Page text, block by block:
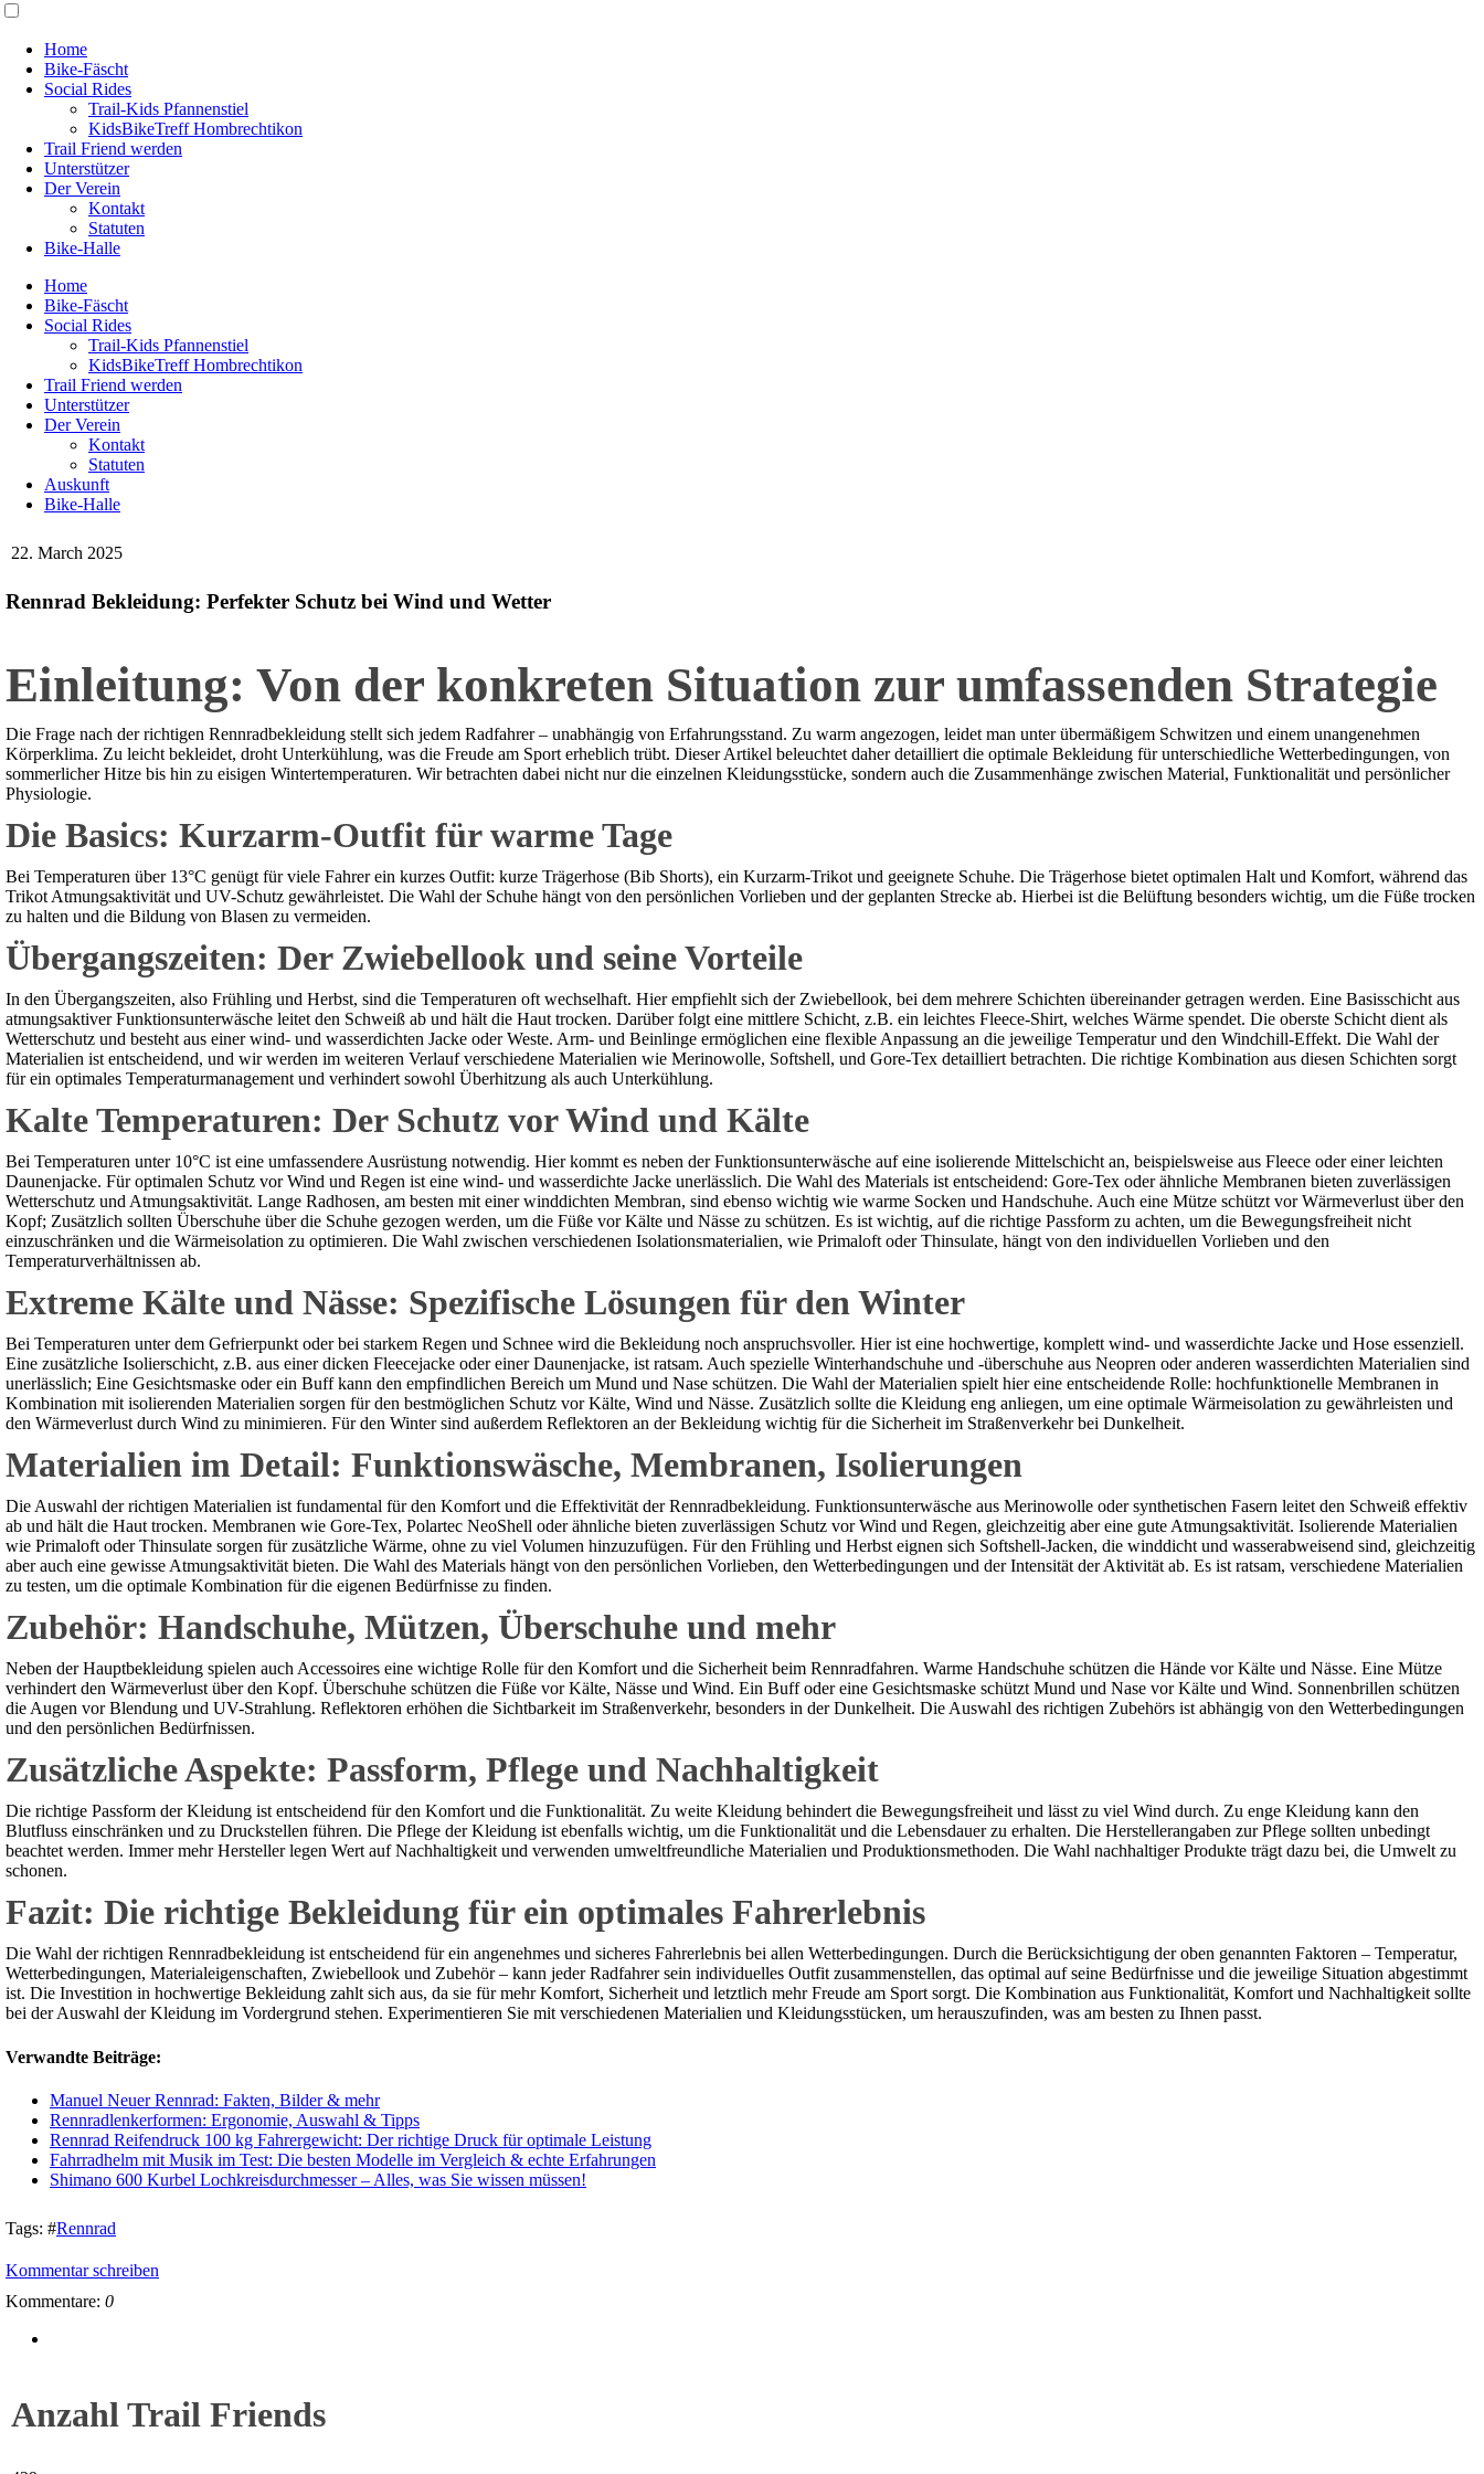
Home
Bike-Fäscht
Social Rides
Trail-Kids Pfannenstiel
KidsBikeTreff Hombrechtikon
Trail Friend werden
Unterstützer
Der Verein
Kontakt
Statuten
Bike-Halle
Home
Bike-Fäscht
Social Rides
Trail-Kids Pfannenstiel
KidsBikeTreff Hombrechtikon
Trail Friend werden
Unterstützer
Der Verein
Kontakt
Statuten
Auskunft
Bike-Halle
22. March 2025
Rennrad Bekleidung: Perfekter Schutz bei Wind und Wetter
Einleitung: Von der konkreten Situation zur umfassenden Strategie
Die Frage nach der richtigen Rennradbekleidung stellt sich jedem Radfahrer – unabhängig von Erfahrungsstand. Zu warm angezogen, leidet man unter übermäßigem Schwitzen und einem unangenehmen
Körperklima. Zu leicht bekleidet, droht Unterkühlung, was die Freude am Sport erheblich trübt. Dieser Artikel beleuchtet daher detailliert die optimale Bekleidung für unterschiedliche Wetterbedingungen, von
sommerlicher Hitze bis hin zu eisigen Wintertemperaturen. Wir betrachten dabei nicht nur die einzelnen Kleidungsstücke, sondern auch die Zusammenhänge zwischen Material, Funktionalität und persönlicher
Physiologie.
Die Basics: Kurzarm-Outfit für warme Tage
Bei Temperaturen über 13°C genügt für viele Fahrer ein kurzes Outfit: kurze Trägerhose (Bib Shorts), ein Kurzarm-Trikot und geeignete Schuhe. Die Trägerhose bietet optimalen Halt und Komfort, während das
Trikot Atmungsaktivität und UV-Schutz gewährleistet. Die Wahl der Schuhe hängt von den persönlichen Vorlieben und der geplanten Strecke ab. Hierbei ist die Belüftung besonders wichtig, um die Füße trocken
zu halten und die Bildung von Blasen zu vermeiden.
Übergangszeiten: Der Zwiebellook und seine Vorteile
In den Übergangszeiten, also Frühling und Herbst, sind die Temperaturen oft wechselhaft. Hier empfiehlt sich der Zwiebellook, bei dem mehrere Schichten übereinander getragen werden. Eine Basisschicht aus
atmungsaktiver Funktionsunterwäsche leitet den Schweiß ab und hält die Haut trocken. Darüber folgt eine mittlere Schicht, z.B. ein leichtes Fleece-Shirt, welches Wärme spendet. Die oberste Schicht dient als
Wetterschutz und besteht aus einer wind- und wasserdichten Jacke oder Weste. Arm- und Beinlinge ermöglichen eine flexible Anpassung an die jeweilige Temperatur und den Windchill-Effekt. Die Wahl der
Materialien ist entscheidend, und wir werden im weiteren Verlauf verschiedene Materialien wie Merinowolle, Softshell, und Gore-Tex detailliert betrachten. Die richtige Kombination aus diesen Schichten sorgt
für ein optimales Temperaturmanagement und verhindert sowohl Überhitzung als auch Unterkühlung.
Kalte Temperaturen: Der Schutz vor Wind und Kälte
Bei Temperaturen unter 10°C ist eine umfassendere Ausrüstung notwendig. Hier kommt es neben der Funktionsunterwäsche auf eine isolierende Mittelschicht an, beispielsweise aus Fleece oder einer leichten
Daunenjacke. Für optimalen Schutz vor Wind und Regen ist eine wind- und wasserdichte Jacke unerlässlich. Die Wahl des Materials ist entscheidend: Gore-Tex oder ähnliche Membranen bieten zuverlässigen
Wetterschutz und Atmungsaktivität. Lange Radhosen, am besten mit einer winddichten Membran, sind ebenso wichtig wie warme Socken und Handschuhe. Auch eine Mütze schützt vor Wärmeverlust über den
Kopf; Zusätzlich sollten Überschuhe über die Schuhe gezogen werden, um die Füße vor Kälte und Nässe zu schützen. Es ist wichtig, auf die richtige Passform zu achten, um die Bewegungsfreiheit nicht
einzuschränken und die Wärmeisolation zu optimieren. Die Wahl zwischen verschiedenen Isolationsmaterialien, wie Primaloft oder Thinsulate, hängt von den individuellen Vorlieben und den
Temperaturverhältnissen ab.
Extreme Kälte und Nässe: Spezifische Lösungen für den Winter
Bei Temperaturen unter dem Gefrierpunkt oder bei starkem Regen und Schnee wird die Bekleidung noch anspruchsvoller. Hier ist eine hochwertige, komplett wind- und wasserdichte Jacke und Hose essenziell.
Eine zusätzliche Isolierschicht, z.B. aus einer dicken Fleecejacke oder einer Daunenjacke, ist ratsam. Auch spezielle Winterhandschuhe und -überschuhe aus Neopren oder anderen wasserdichten Materialien sind
unerlässlich; Eine Gesichtsmaske oder ein Buff kann den empfindlichen Bereich um Mund und Nase schützen. Die Wahl der Materialien spielt hier eine entscheidende Rolle: hochfunktionelle Membranen in
Kombination mit isolierenden Materialien sorgen für den bestmöglichen Schutz vor Kälte, Wind und Nässe. Zusätzlich sollte die Kleidung eng anliegen, um eine optimale Wärmeisolation zu gewährleisten und
den Wärmeverlust durch Wind zu minimieren. Für den Winter sind außerdem Reflektoren an der Bekleidung wichtig für die Sicherheit im Straßenverkehr bei Dunkelheit.
Materialien im Detail: Funktionswäsche, Membranen, Isolierungen
Die Auswahl der richtigen Materialien ist fundamental für den Komfort und die Effektivität der Rennradbekleidung. Funktionsunterwäsche aus Merinowolle oder synthetischen Fasern leitet den Schweiß effektiv
ab und hält die Haut trocken. Membranen wie Gore-Tex, Polartec NeoShell oder ähnliche bieten zuverlässigen Schutz vor Wind und Regen, gleichzeitig aber eine gute Atmungsaktivität. Isolierende Materialien
wie Primaloft oder Thinsulate sorgen für zusätzliche Wärme, ohne zu viel Volumen hinzuzufügen. Für den Frühling und Herbst eignen sich Softshell-Jacken, die winddicht und wasserabweisend sind, gleichzeitig
aber auch eine gewisse Atmungsaktivität bieten. Die Wahl des Materials hängt von den persönlichen Vorlieben, den Wetterbedingungen und der Intensität der Aktivität ab. Es ist ratsam, verschiedene Materialien
zu testen, um die optimale Kombination für die eigenen Bedürfnisse zu finden.
Zubehör: Handschuhe, Mützen, Überschuhe und mehr
Neben der Hauptbekleidung spielen auch Accessoires eine wichtige Rolle für den Komfort und die Sicherheit beim Rennradfahren. Warme Handschuhe schützen die Hände vor Kälte und Nässe. Eine Mütze
verhindert den Wärmeverlust über den Kopf. Überschuhe schützen die Füße vor Kälte, Nässe und Wind. Ein Buff oder eine Gesichtsmaske schützt Mund und Nase vor Kälte und Wind. Sonnenbrillen schützen
die Augen vor Blendung und UV-Strahlung. Reflektoren erhöhen die Sichtbarkeit im Straßenverkehr, besonders in der Dunkelheit. Die Auswahl des richtigen Zubehörs ist abhängig von den Wetterbedingungen
und den persönlichen Bedürfnissen.
Zusätzliche Aspekte: Passform, Pflege und Nachhaltigkeit
Die richtige Passform der Kleidung ist entscheidend für den Komfort und die Funktionalität. Zu weite Kleidung behindert die Bewegungsfreiheit und lässt zu viel Wind durch. Zu enge Kleidung kann den
Blutfluss einschränken und zu Druckstellen führen. Die Pflege der Kleidung ist ebenfalls wichtig, um die Funktionalität und die Lebensdauer zu erhalten. Die Herstellerangaben zur Pflege sollten unbedingt
beachtet werden. Immer mehr Hersteller legen Wert auf Nachhaltigkeit und verwenden umweltfreundliche Materialien und Produktionsmethoden. Die Wahl nachhaltiger Produkte trägt dazu bei, die Umwelt zu
schonen.
Fazit: Die richtige Bekleidung für ein optimales Fahrerlebnis
Die Wahl der richtigen Rennradbekleidung ist entscheidend für ein angenehmes und sicheres Fahrerlebnis bei allen Wetterbedingungen. Durch die Berücksichtigung der oben genannten Faktoren – Temperatur,
Wetterbedingungen, Materialeigenschaften, Zwiebellook und Zubehör – kann jeder Radfahrer sein individuelles Outfit zusammenstellen, das optimal auf seine Bedürfnisse und die jeweilige Situation abgestimmt
ist. Die Investition in hochwertige Bekleidung zahlt sich aus, da sie für mehr Komfort, Sicherheit und letztlich mehr Freude am Sport sorgt. Die Kombination aus Funktionalität, Komfort und Nachhaltigkeit sollte
bei der Auswahl der Kleidung im Vordergrund stehen. Experimentieren Sie mit verschiedenen Materialien und Kleidungsstücken, um herauszufinden, was am besten zu Ihnen passt.
Verwandte Beiträge:
Manuel Neuer Rennrad: Fakten, Bilder & mehr
Rennradlenkerformen: Ergonomie, Auswahl & Tipps
Rennrad Reifendruck 100 kg Fahrergewicht: Der richtige Druck für optimale Leistung
Fahrradhelm mit Musik im Test: Die besten Modelle im Vergleich & echte Erfahrungen
Shimano 600 Kurbel Lochkreisdurchmesser – Alles, was Sie wissen müssen!
Tags: #Rennrad
Kommentar schreiben
Kommentare: 0
Anzahl Trail Friends